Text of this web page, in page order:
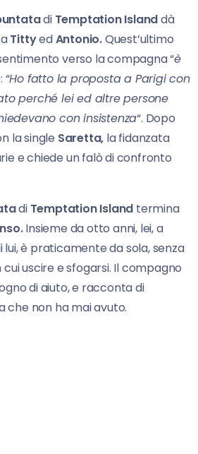
di Temptation Islanddà
TittyedAntonio.Quest’ultimo
verso la compagna “è
“Ho fatto la proposta a Parigi con
perché lei ed altre persone
con insistenza“. Dopo
la single Saretta, la fidanzata
e chiede un falò di confronto
di Temptation Island termina
Insieme da otto anni, lei, a
lui, è praticamente da sola, senza
uscire e sfogarsi. Il compagno
di aiuto, e racconta di
che non ha mai avuto.